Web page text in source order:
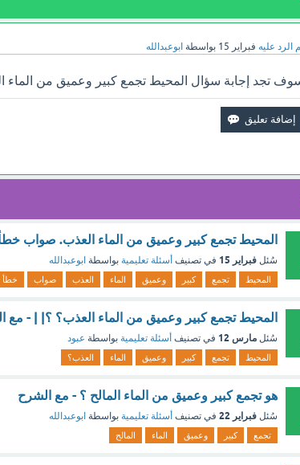
الرد عليه فبراير 15 بواسطة ابوعبدالله
تجد إجابة سؤال المحيط تجمع كبير وعميق من الماء
المحيط تجمع كبير وعميق من الماء العذب. صواب
سُئل فبراير 15 في تصنيف أسئلة تعليمية بواسطة ابوعبدالله
المحيط تجمع كبير وعميق الماء العذب صواب خطأ
المحيط تجمع كبير وعميق من الماء العذب؟ ؟| | - مع
سُئل مارس 12 في تصنيف أسئلة تعليمية بواسطة عبود
المحيط تجمع كبير وعميق الماء العذب؟
هو تجمع كبير وعميق من الماء المالح ؟ - مع الشرح
سُئل فبراير 22 في تصنيف أسئلة تعليمية بواسطة ابوعبدالله
تجمع كبير وعميق الماء المالح